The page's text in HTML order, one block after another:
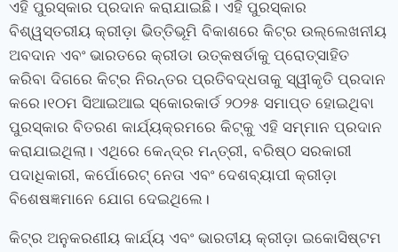
ଏହି ପୁରସ୍କାର ପ୍ରଦାନ କରାଯାଇଛି। ଏହି ପୁରସ୍କାର
ବିଶ୍ୱସ୍ତରୀୟ କ୍ରୀଡ଼ା ଭିତ୍ତିଭୂମି ବିକାଶରେ କିଟ୍‍ର ଉଲ୍ଲେଖନୀୟ
ଅବଦାନ ଏବଂ ଭାରତରେ କ୍ରୀଡା ଉତ୍କଷର୍ତାକୁ ପ୍ରୋତ୍ସାହିତ
କରିବା ଦିଗରେ କିଟ୍‍ର ନିରନ୍ତର ପ୍ରତିବଦ୍ଧତାକୁ ସ୍ୱୀକୃତି ପ୍ରଦାନ
କରେ।୧୦ମ ସିଆଇଆଇ ସ୍କୋରକାର୍ଡ ୨୦୨୫ ସମାପ୍ତ ହୋଇଥିବା
ପୁରସ୍କାର ବିତରଣ କାର୍ଯ୍ୟକ୍ରମରେ କିଟ୍‍କୁ ଏହି ସମ୍ମାନ ପ୍ରଦାନ
କରାଯାଇଥିଲା। ଏଥିରେ କେନ୍ଦ୍ର ମନ୍ତ୍ରୀ, ବରିଷ୍ଠ ସରକାରୀ
ପଦାଧିକାରୀ, କର୍ପୋରେଟ୍ ନେତା ଏବଂ ଦେଶବ୍ୟାପୀ କ୍ରୀଡ଼ା
ବିଶେଷଜ୍ଞମାନେ ଯୋଗ ଦେଇଥିଲେ।
କିଟ୍‍ର ଅନୁକରଣୀୟ କାର୍ଯ୍ୟ ଏବଂ ଭାରତୀୟ କ୍ରୀଡ଼ା ଇକୋସିଷ୍ଟମ